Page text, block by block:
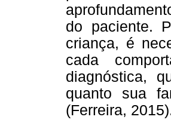
do paciente.
criança, é
cada
diagnóstica,
quanto sua
(Ferreira,